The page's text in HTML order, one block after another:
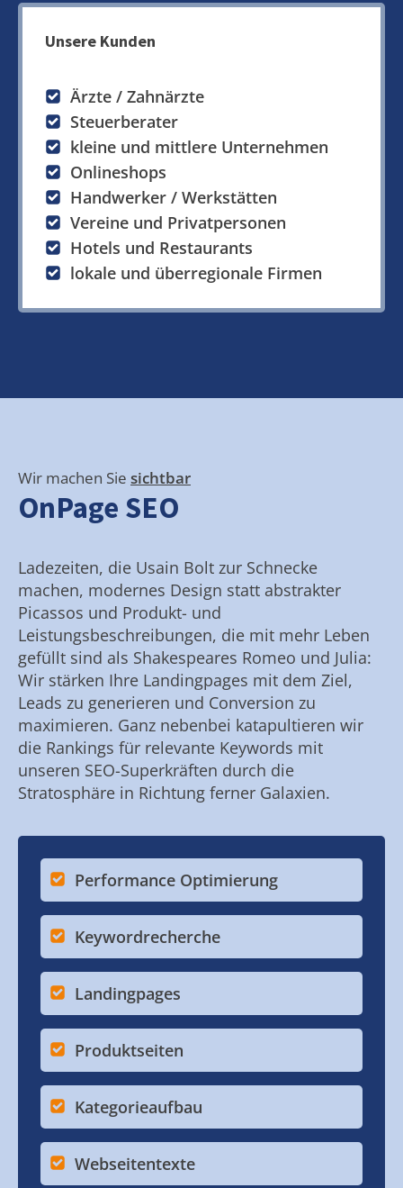
Unsere Kunden
Ärzte / Zahnärzte
Steuerberater
kleine und mittlere Unternehmen
Onlineshops
Handwerker / Werkstätten
Vereine und Privatpersonen
Hotels und Restaurants
lokale und überregionale Firmen
Wir machen Sie sichtbar
OnPage SEO
Ladezeiten, die Usain Bolt zur Schnecke
machen, modernes Design statt abstrakter
Picassos und Produkt- und
Leistungsbeschreibungen, die mit mehr Leben
gefüllt sind als Shakespeares Romeo und Julia:
Wir stärken Ihre Landingpages mit dem Ziel,
Leads zu generieren und Conversion zu
maximieren. Ganz nebenbei katapultieren wir
die Rankings für relevante Keywords mit
unseren SEO-Superkräften durch die
Stratosphäre in Richtung ferner Galaxien.
Performance Optimierung
Keywordrecherche
Landingpages
Produktseiten
Kategorieaufbau
Webseitentexte